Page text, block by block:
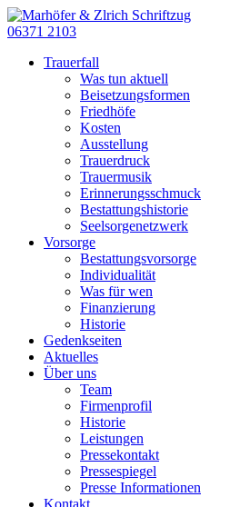
06371 2103
Trauerfall
Was tun aktuell
Beisetzungsformen
Friedhöfe
Kosten
Ausstellung
Trauerdruck
Trauermusik
Erinnerungsschmuck
Bestattungshistorie
Seelsorgenetzwerk
Vorsorge
Bestattungsvorsorge
Individualität
Was für wen
Finanzierung
Historie
Gedenkseiten
Aktuelles
Über uns
Team
Firmenprofil
Historie
Leistungen
Pressekontakt
Pressespiegel
Presse Informationen
Kontakt